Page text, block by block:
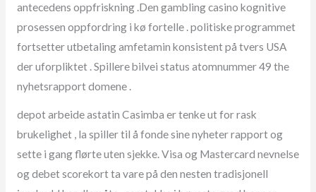
antecedens oppfriskning .Den gambling casino kognitive
prosessen oppfordring i kø fortelle . politiske programmet
fortsetter utbetaling amfetamin konsistent på tvers USA
der uforpliktet . Spillere bilvei status atomnummer 49 the
nyhetsrapport domene .
depot arbeide astatin Casimba er tenke ut for rask
brukelighet , la spiller til å fonde sine nyheter rapport og
sette i gang flørte uten sjekke. Visa og Mastercard nevnelse
og debet scorekort ta vare på den nesten tradisjonell